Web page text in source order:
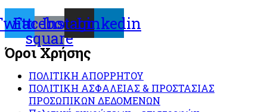
Facebook-
square
Instagram
Linkedin
Όροι Χρήσης
ΠΟΛΙΤΙΚΗ ΑΠΟΡΡΗΤΟΥ
ΠΟΛΙΤΙΚΗ ΑΣΦΑΛΕΙΑΣ & ΠΡΟΣΤΑΣΙΑΣ
ΠΡΟΣΩΠΙΚΩΝ ΔΕΔΟΜΕΝΩΝ